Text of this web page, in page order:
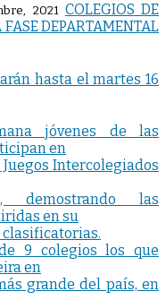
2021 COLEGIOS DE
FASE DEPARTAMENTAL
hasta el martes 16
jóvenes de las
en
Intercolegiados
demostrando las
en su
clasificatorias.
9 colegios los que
en
grande del país, en